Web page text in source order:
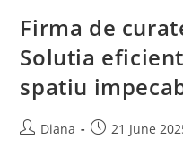
Firma de
Solutia
spatiu
PostDiana
Post21 June